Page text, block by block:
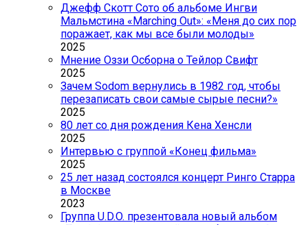
Джефф Скотт Сото об альбоме Ингви
Мальмстина «Marching Out»: «Меня до сих пор
поражает, как мы все были молоды»
2025
Мнение Оззи Осборна о Тейлор Свифт
2025
Зачем Sodom вернулись в 1982 год, чтобы
перезаписать свои самые сырые песни?»
2025
80 лет со дня рождения Кена Хенсли
2025
Интервью с группой «Конец фильма»
2025
25 лет назад состоялся концерт Ринго Старра
в Москве
2023
Группа U.D.O. презентовала новый альбом